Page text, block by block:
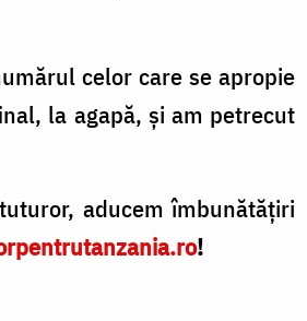
celor care se apropie
la agapă, și am petrecut
aducem îmbunătățiri
!